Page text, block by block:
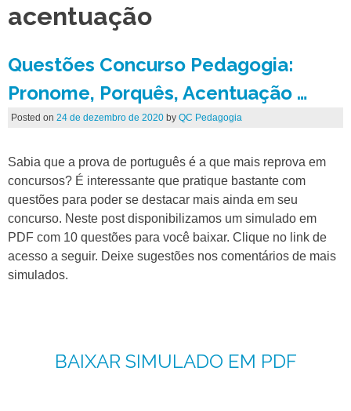
acentuação
Questões Concurso Pedagogia:
Pronome, Porquês, Acentuação …
Posted on 24 de dezembro de 2020by QC Pedagogia
Sabia que a prova de português é a que mais reprova em
concursos? É interessante que pratique bastante com
questões para poder se destacar mais ainda em seu
concurso. Neste post disponibilizamos um simulado em
PDF com 10 questões para você baixar. Clique no link de
acesso a seguir. Deixe sugestões nos comentários de mais
simulados.
BAIXAR SIMULADO EM PDF